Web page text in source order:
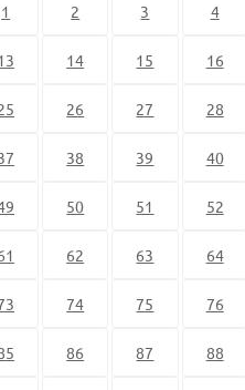
1 2 3 4
14 15 16
26 27 28
38 39 40
50 51 52
62 63 64
74 75 76
86 87 88